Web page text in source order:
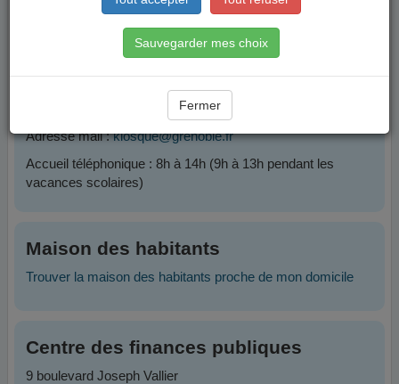
Plateforme Famille
04 76 76 38 38
Adresse mail :kiosque@grenoble.fr
Accueil téléphonique : 8h à 14h (9h à 13h pendant les
vacances scolaires)
Maison des habitants
Trouver la maison des habitants proche de mon domicile
Centre des finances publiques
9 boulevard Joseph Vallier
Sauvegarder mes choix
Fermer